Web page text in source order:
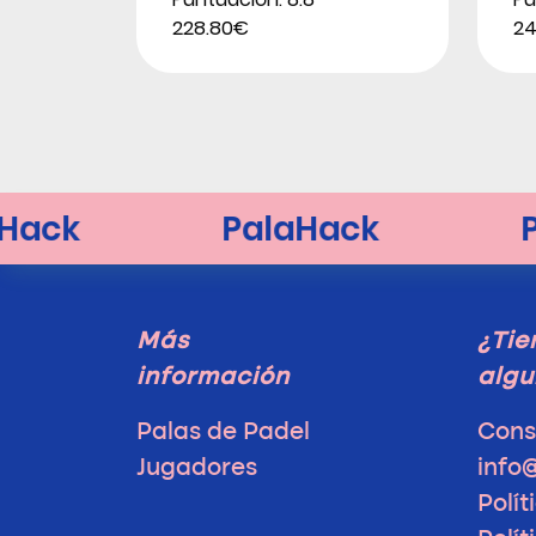
228.80€
Más
información
Palas de Padel
Jugadores